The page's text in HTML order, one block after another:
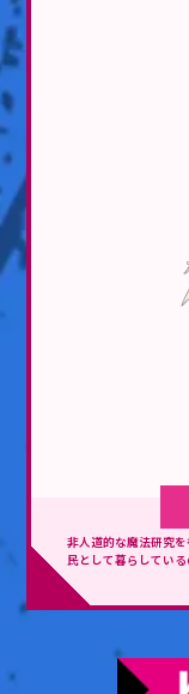
非人道的な魔法研究
民として暮らしてい